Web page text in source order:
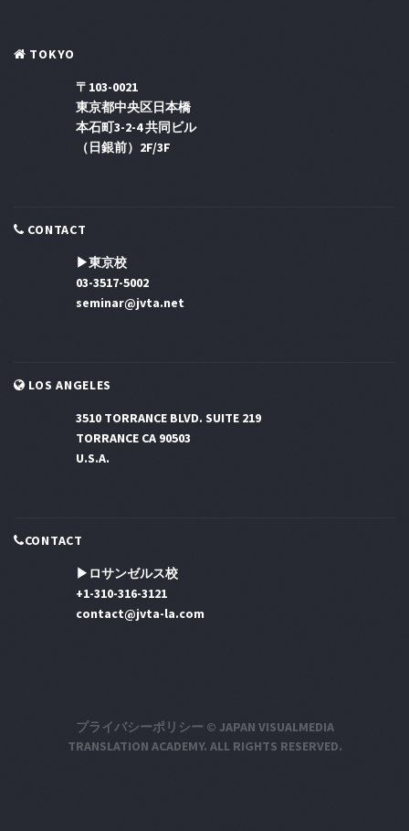
TOKYO
〒103-0021
東京都中央区日本橋
本石町3-2-4 共同ビル
（日銀前）2F/3F
CONTACT
▶東京校
03-3517-5002
seminar@jvta.net
LOS ANGELES
3510 TORRANCE BLVD. SUITE 219
TORRANCE CA 90503
U.S.A.
CONTACT
▶ロサンゼルス校
+1-310-316-3121
contact@jvta-la.com
プライバシーポリシー © JAPAN VISUALMEDIA
TRANSLATION ACADEMY. ALL RIGHTS RESERVED.